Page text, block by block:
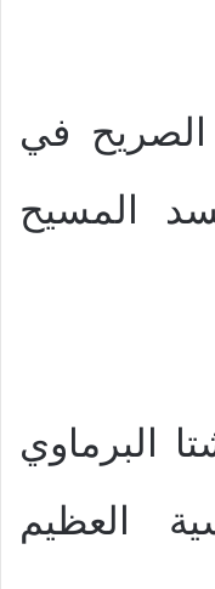
في
المسيح
البرماوي
العظيم